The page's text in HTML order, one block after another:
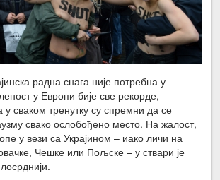
радна снага није потребна у
у Европи бије све рекорде,
сваком тренутку су спремни да се
свако ослобођено место. На жалост,
у вези са Украјином – иако личи на
Чешке или Пољске – у ствари је